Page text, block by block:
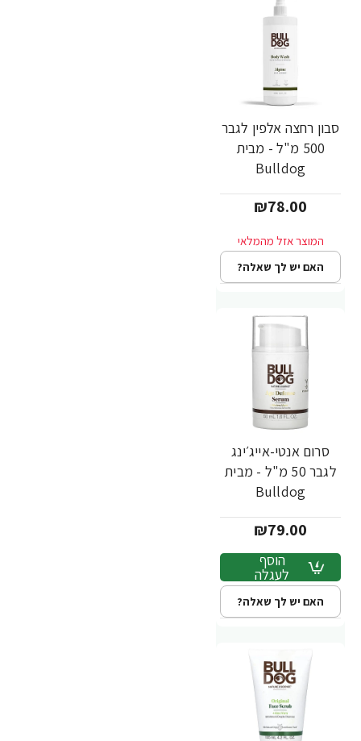
סבון רחצה אלפין לגבר
500 מ"ל - מבית
Bulldog
₪78.00
האם יש לך שאלה?
סרום אנטי-אייג׳ינג
לגבר 50 מ"ל - מבית
Bulldog
₪79.00
הוסף
לעגלה
האם יש לך שאלה?